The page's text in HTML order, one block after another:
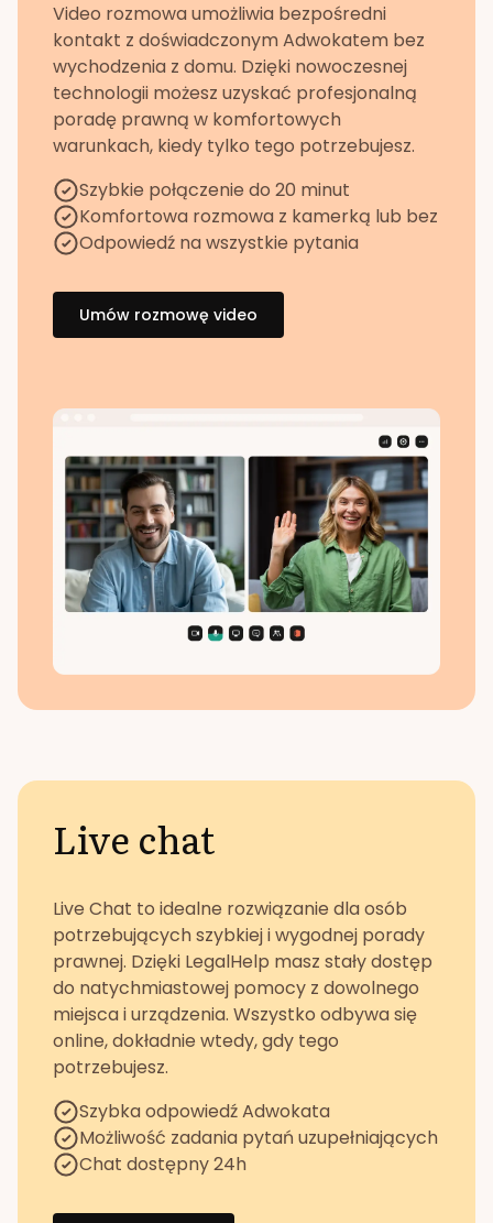
Video rozmowa umożliwia bezpośredni
kontakt z doświadczonym Adwokatem bez
wychodzenia z domu. Dzięki nowoczesnej
technologii możesz uzyskać profesjonalną
poradę prawną w komfortowych
warunkach, kiedy tylko tego potrzebujesz.
Szybkie połączenie do 20 minut
Komfortowa rozmowa z kamerką lub bez
Odpowiedź na wszystkie pytania
Umów rozmowę video
Live chat
Live Chat to idealne rozwiązanie dla osób
potrzebujących szybkiej i wygodnej porady
prawnej. Dzięki LegalHelp masz stały dostęp
do natychmiastowej pomocy z dowolnego
miejsca i urządzenia. Wszystko odbywa się
online, dokładnie wtedy, gdy tego
potrzebujesz.
Szybka odpowiedź Adwokata
Możliwość zadania pytań uzupełniających
Chat dostępny 24h